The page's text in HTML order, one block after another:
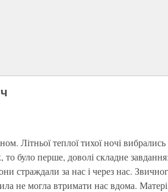
Літньої теплої тихої ночі вибрались
було перше, доволі складне
страждали за нас і через нас.
не могла втримати нас вдома.